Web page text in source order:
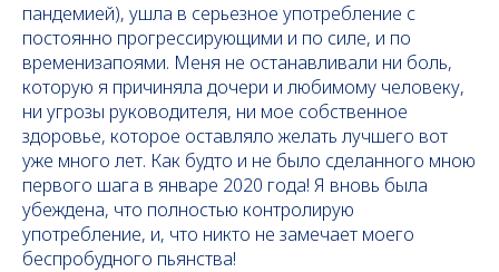
пандемией), ушла в серьезное употребление с
постоянно прогрессирующими и по силе, и по
временизапоями. Меня не останавливали ни боль,
которую я причиняла дочери и любимому человеку,
ни угрозы руководителя, ни мое собственное
здоровье, которое оставляло желать лучшего вот
уже много лет. Как будто и не было сделанного мною
первого шага в январе 2020 года! Я вновь была
убеждена, что полностью контролирую
употребление, и, что никто не замечает моего
беспробудного пьянства!